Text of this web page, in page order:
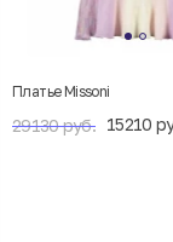
Платье Missoni
29130 руб. 15210